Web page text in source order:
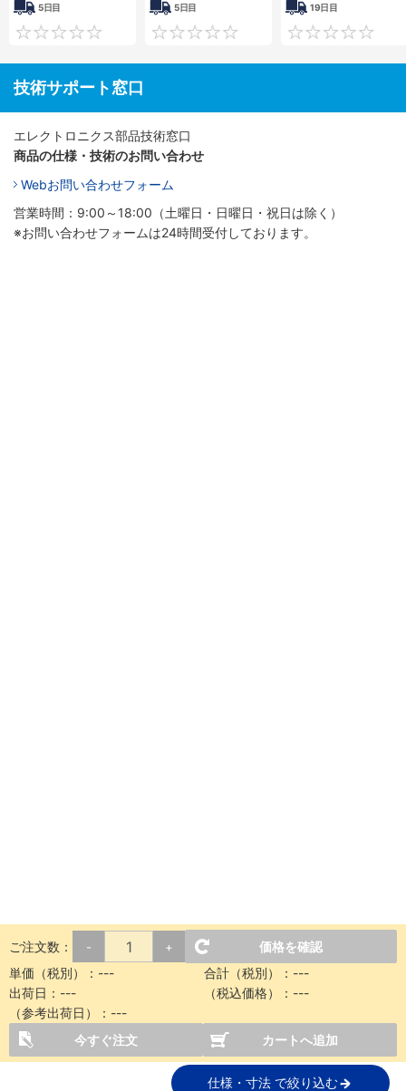
5日目
0
5日目
0
19日目
技術サポート窓口
エレクトロニクス部品技術窓口
商品の仕様・技術のお問い合わせ
Webお問い合わせフォーム
営業時間：9:00～18:00（土曜日・日曜日・祝日は除く）
※お問い合わせフォームは24時間受付しております。
ご注文数： - +
価格を確認
単価（税別）： --- 合計（税別）： ---
出荷日： --- （税込価格）： ---
（参考出荷日）： ---
今すぐ注文
カートへ追加
仕様・寸法 で絞り込む